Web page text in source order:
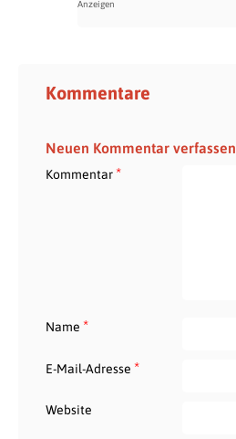
Kommentare
Neuen Kommentar verfassen
Kommentar*
Name *
E-Mail-Adresse *
Website